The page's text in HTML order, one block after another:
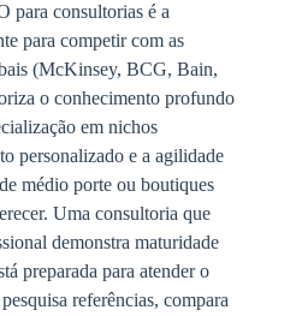
para consultorias é a
para competir com as
(McKinsey, BCG, Bain,
o conhecimento profundo
em nichos
personalizado e a agilidade
médio porte ou boutiques
Uma consultoria que
demonstra maturidade
preparada para atender o
referências, compara